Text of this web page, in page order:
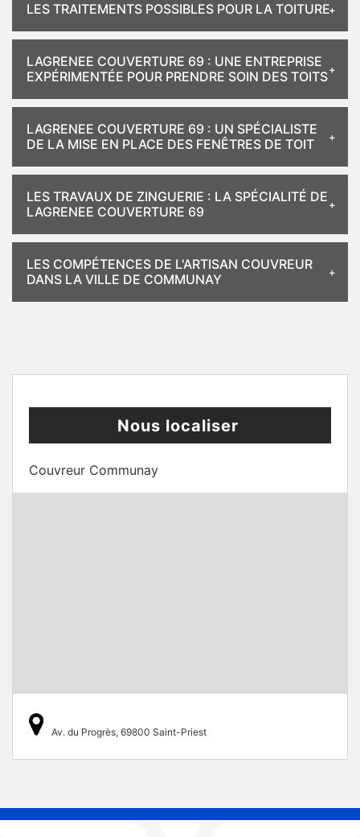
LES TRAITEMENTS POSSIBLES POUR LA TOITURE
LAGRENEE COUVERTURE 69 : UNE ENTREPRISE
EXPÉRIMENTÉE POUR PRENDRE SOIN DES TOITS
LAGRENEE COUVERTURE 69 : UN SPÉCIALISTE
DE LA MISE EN PLACE DES FENÊTRES DE TOIT
LES TRAVAUX DE ZINGUERIE : LA SPÉCIALITÉ DE
LAGRENEE COUVERTURE 69
LES COMPÉTENCES DE L'ARTISAN COUVREUR
DANS LA VILLE DE COMMUNAY
Nous localiser
Couvreur Communay
Av. du Progrès, 69800 Saint-Priest